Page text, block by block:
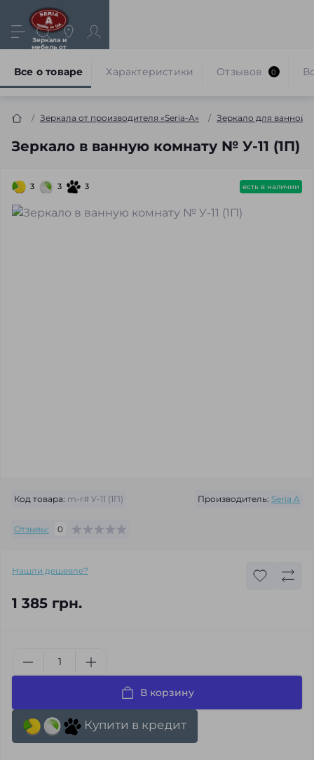
Зеркала и
мебель от
Зеркала от производителя «Seria-A» Зеркало для ванной
Зеркало в ванную комнату № У-11 (1П)
Все о товаре Характеристики Отзывов 0
3 3 3 есть в наличии
Код товара: m-r# У-11 (1П) Производитель: Seria A
Отзывы: 0
Нашли дешевле?
1 385 грн.
В корзину
Купити в кредит